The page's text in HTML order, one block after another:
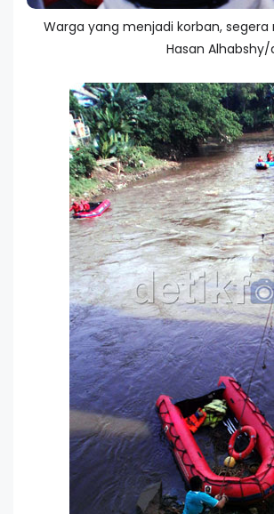
Warga yang menjadi korban,
Hasan